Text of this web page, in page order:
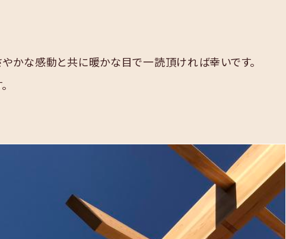
かな感動と共に暖かな目で一読頂ければ幸いです。